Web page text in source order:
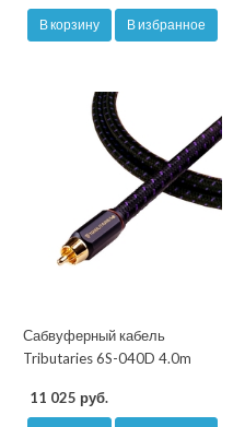
В корзину В избранное
Сабвуферный кабель
Tributaries 6S-040D 4.0m
11 025 руб.